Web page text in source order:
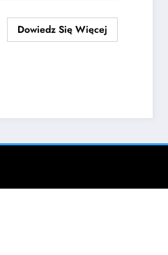
Dowiedz Się Więcej